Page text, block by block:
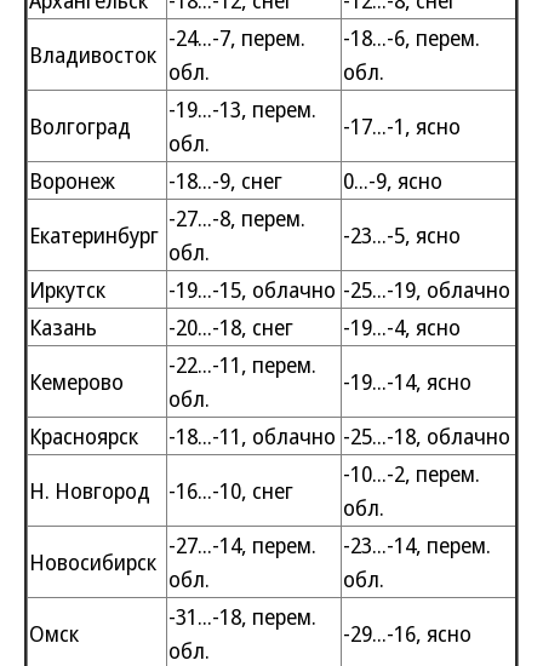
Владивосток
-24...-7, перем.
обл.
-18...-6, перем.
обл.
Волгоград
-19...-13, перем.
обл.
-17...-1, ясно
Воронеж
-18...-9, снег
0...-9, ясно
Екатеринбург
-27...-8, перем.
обл.
-23...-5, ясно
Иркутск
-19...-15, облачно -25...-19, облачно
Казань
-20...-18, снег
-19...-4, ясно
Кемерово
-22...-11, перем.
обл.
-19...-14, ясно
Красноярск
-18...-11, облачно -25...-18, облачно
Н. Новгород
-16...-10, снег
-10...-2, перем.
обл.
Новосибирск
-27...-14, перем.
обл.
-23...-14, перем.
обл.
Омск
-31...-18, перем.
обл.
-29...-16, ясно